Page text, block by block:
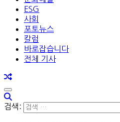
ESG
사회
포토뉴스
칼럼
바로잡습니다
전체 기사
검색: